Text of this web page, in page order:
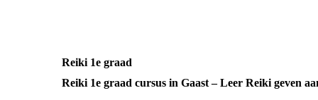
Reiki 1e graad
Reiki 1e graad cursus in Gaast – Leer Reiki geven